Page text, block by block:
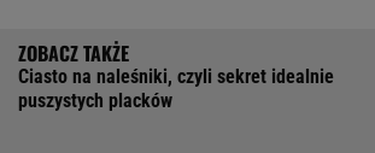
Ciasto na naleśniki, czyli sekret idealnie
puszystych placków